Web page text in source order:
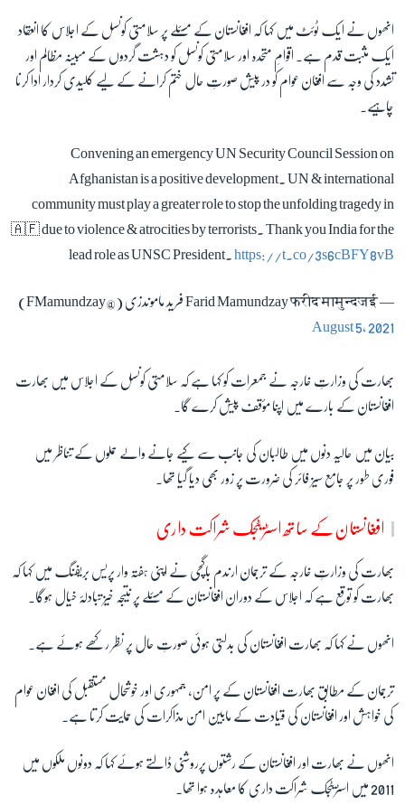
انھوں نے ایک ٹوئٹ میں کہا کہ افغانستان کے مسئلے پر سلامتی کونسل کے اجلاس کا انعقاد
ایک مثبت قدم ہے۔ اقوامِ متحدہ اور سلامتی کونسل کو دہشت گردوں کے مبینہ مظالم اور
تشدد کی وجہ سے افغان عوام کو در پیش صورتِ حال ختم کرانے کے لیے کلیدی کردار ادا کرنا
چاہیے۔
Convening an emergency UN Security Council Session on
Afghanistan is a positive development. UN & international
community must play a greater role to stop the unfolding tragedy in
🇦🇫 due to violence & atrocities by terrorists. Thank you India for the
lead role as UNSC President.
https://t.co/3s6cBFY8vB
— Farid Mamundzay फरीद मामुन्दजई فرید ماموندزی (@FMamundzay)
August 5, 2021
بھارت کی وزارتِ خارجہ نے جمعرات کو کہا ہے کہ سلامتی کونسل کے اجلاس میں بھارت
افغانستان کے بارے میں اپنا مؤقف پیش کرے گا۔
بیان میں حالیہ دنوں میں طالبان کی جانب سے کیے جانے والے حملوں کے تناظر میں
فوری طور پر جامع سیز فائر کی ضرورت پر زور بھی دیا گیا تھا۔
افغانستان کے ساتھ اسٹریٹجک شراکت داری
بھارت کی وزارتِ خارجہ کے ترجمان ارندم باگچی نے اپنی ہفتہ وار پریس بریفنگ میں کہا کہ
بھارت کو توقع ہے کہ اجلاس کے دوران افغانستان کے مسئلے پر نتیجہ خیز تبادلۂ خیال ہوگا۔
انھوں نے کہا کہ بھارت افغانستان کی بدلتی ہوئی صورتِ حال پر نظر رکھے ہوئے ہے۔
ترجمان کے مطابق بھارت افغانستان کے پر امن، جمہوری اور خوشحال مستقبل کی افغان عوام
کی خواہش اور افغانستان کی قیادت کے مابین امن مذاکرات کی حمایت کرتا ہے۔
انھوں نے بھارت اور افغانستان کے رشتوں پرروشنی ڈالتے ہوئے کہا کہ دونوں ملکوں میں
2011 میں اسٹریٹجک شراکت داری کا معاہدہ ہوا تھا۔